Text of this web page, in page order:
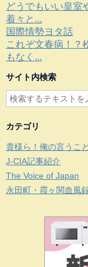
どうでもいい皇室
着々と...
国際情勢ヨタ話
これぞ文春病！？
もなく...
サイト内検索
カテゴリ
貴様ら！俺の言うこ
J-CIA記事紹介
The Voice of Japan
永田町・霞ヶ関血風